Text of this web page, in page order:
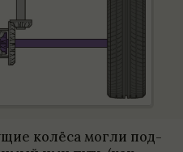
колёса могли под­